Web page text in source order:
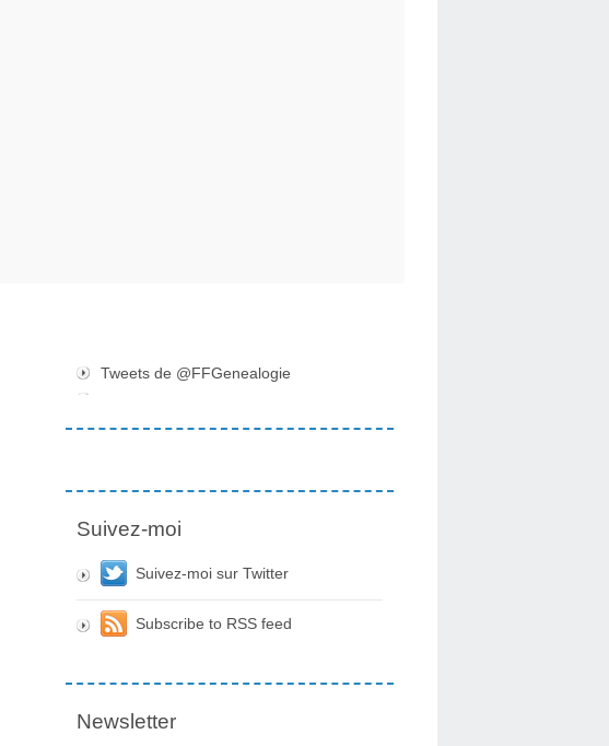
Tweets de @FFGenealogie
Suivez-moi
Suivez-moi sur Twitter
Subscribe to RSS feed
Newsletter